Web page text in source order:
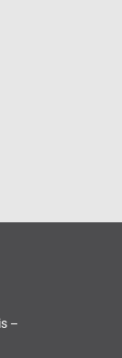
–